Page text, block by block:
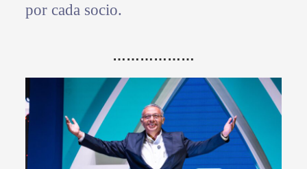
por cada socio.
………………